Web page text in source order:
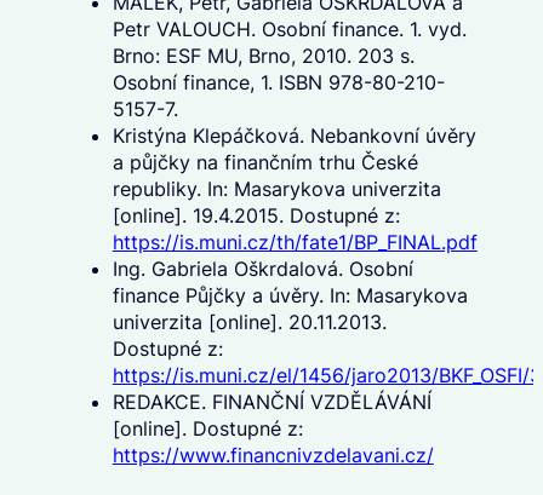
Petr VALOUCH. Osobní finance. 1. vyd.
Brno: ESF MU, Brno, 2010. 203 s.
Osobní finance, 1. ISBN 978-80-210-
5157-7.
Kristýna Klepáčková. Nebankovní úvěry
a půjčky na finančním trhu České
republiky. In: Masarykova univerzita
[online]. 19.4.2015. Dostupné z:
https://is.muni.cz/th/fate1/BP_FINAL.pdf
Ing. Gabriela Oškrdalová. Osobní
finance Půjčky a úvěry. In: Masarykova
univerzita [online]. 20.11.2013.
Dostupné z:
https://is.muni.cz/el/1456/jaro2013/BKF_OSFI/
REDAKCE. FINANČNÍ VZDĚLÁVÁNÍ
[online]. Dostupné z:
https://www.financnivzdelavani.cz/